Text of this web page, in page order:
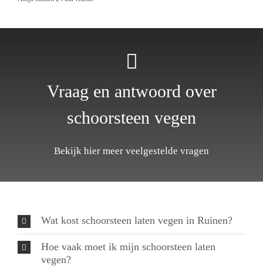
Vraag en antwoord over
schoorsteen vegen
Bekijk hier meer veelgestelde vragen
Wat kost schoorsteen laten vegen in Ruinen?
Hoe vaak moet ik mijn schoorsteen laten
vegen?